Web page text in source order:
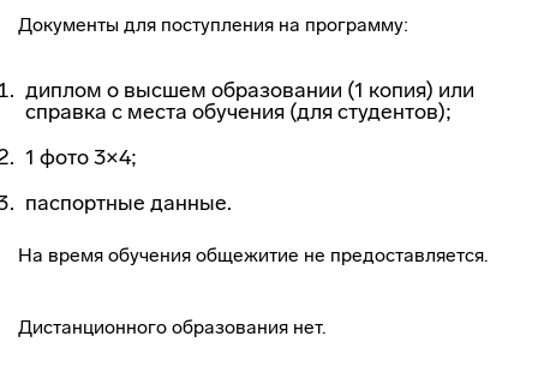
Документы для поступления на программу:
диплом о высшем образовании (1 копия) или
справка с места обучения (для студентов);
1 фото 3×4;
паспортные данные.
На время обучения общежитие не предоставляется.
Дистанционного образования нет.